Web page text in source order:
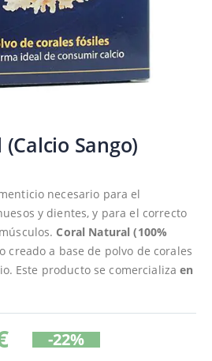
Sango)
necesario para el
y dientes, y para el correcto
Coral Natural (100%
creado a base de polvo de corales
Este producto se comercializaen
-22%